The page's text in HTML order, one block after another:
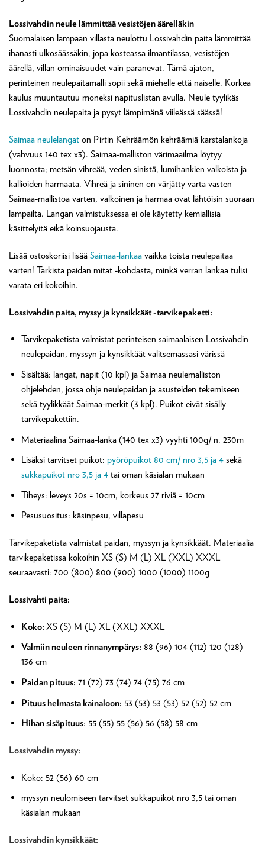
Lossivahdin neule lämmittää vesistöjen äärelläkin
Suomalaisen lampaan villasta neulottu Lossivahdin paita lämmittää
ihanasti ulkosäässäkin, jopa kosteassa ilmantilassa, vesistöjen
äärellä, villan ominaisuudet vain paranevat. Tämä ajaton,
perinteinen neulepaitamalli sopii sekä miehelle että naiselle. Korkea
kaulus muuntautuu moneksi napituslistan avulla. Neule tyylikäs
Lossivahdin neulepaita ja pysyt lämpimänä viileässä säässä!
Saimaa neulelangat on Pirtin Kehräämön kehräämiä karstalankoja
(vahvuus 140 tex x3). Saimaa-malliston värimaailma löytyy
luonnosta; metsän vihreää, veden sinistä, lumihankien valkoista ja
kallioiden harmaata. Vihreä ja sininen on värjätty varta vasten
Saimaa-mallistoa varten, valkoinen ja harmaa ovat lähtöisin suoraan
lampailta. Langan valmistuksessa ei ole käytetty kemiallisia
käsittelyitä eikä koinsuojausta.
Lisää ostoskoriisi lisää Saimaa-lankaa vaikka toista neulepaitaa
varten! Tarkista paidan mitat -kohdasta, minkä verran lankaa tulisi
varata eri kokoihin.
Lossivahdin paita, myssy ja kynsikkäät -tarvikepaketti:
Tarvikepaketista valmistat perinteisen saimaalaisen Lossivahdin
neulepaidan, myssyn ja kynsikkäät valitsemassasi värissä
Sisältää: langat, napit (10 kpl) ja Saimaa neulemalliston
ohjelehden, jossa ohje neulepaidan ja asusteiden tekemiseen
sekä tyylikkäät Saimaa-merkit (3 kpl). Puikot eivät sisälly
tarvikepakettiin.
Materiaalina Saimaa-lanka (140 tex x3) vyyhti 100g/ n. 230m
Lisäksi tarvitset puikot: pyöröpuikot 80 cm/ nro 3,5 ja 4sekä
sukkapuikot nro 3,5 ja 4tai oman käsialan mukaan
Tiheys: leveys 20s = 10cm, korkeus 27 riviä = 10cm
Pesusuositus: käsinpesu, villapesu
Tarvikepaketista valmistat paidan, myssyn ja kynsikkäät. Materiaalia
tarvikepaketissa kokoihin XS (S) M (L) XL (XXL) XXXL
seuraavasti: 700 (800) 800 (900) 1000 (1000) 1100g
Lossivahti paita:
Koko: XS (S) M (L) XL (XXL) XXXL
Valmiin neuleen rinnanympärys: 88 (96) 104 (112) 120 (128)
136 cm
Paidan pituus: 71 (72) 73 (74) 74 (75) 76 cm
Pituus helmasta kainaloon: 53 (53) 53 (53) 52 (52) 52 cm
Hihan sisäpituus: 55 (55) 55 (56) 56 (58) 58 cm
Lossivahdin myssy:
Koko: 52 (56) 60 cm
myssyn neulomiseen tarvitset sukkapuikot nro 3,5 tai oman
käsialan mukaan
Lossivahdin kynsikkäät: